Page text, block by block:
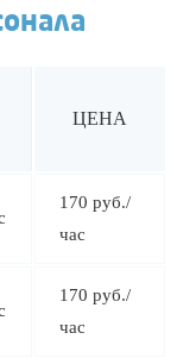
ЦЕНА
170 руб./
час
170 руб./
час